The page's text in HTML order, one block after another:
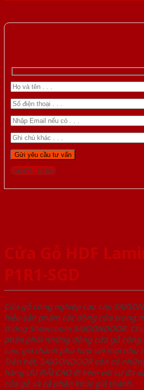
Gọi 0976.169.864
Cửa Gỗ HDF
P1R1-SGD
Cửa gỗ công nghiệp cao cấp
hiệu sản phẩm các dòng cửa trong
thống Showroom SAIGONDOOR.
phân phối những dòng cửa gỗ
cao, giá thành phù hợp với mọi nhu
Trên hết, SAIGONDOOR còn có
hàng ƯU ĐÃI CAO đi kèm với sự đa
cửa gỗ và cả phân khúc giá thành.